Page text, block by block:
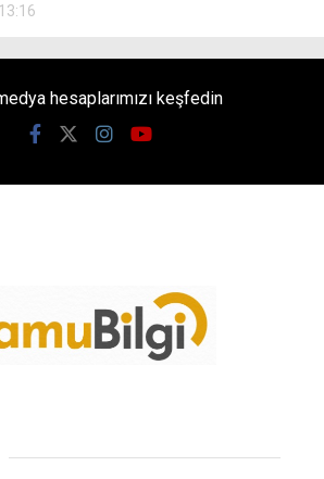
hesaplarımızı keşfedin